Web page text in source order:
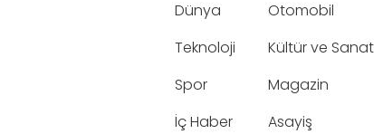
Dünya
Teknoloji
Spor
İç Haber
Otomobil
Kültür ve Sanat
Magazin
Asayiş